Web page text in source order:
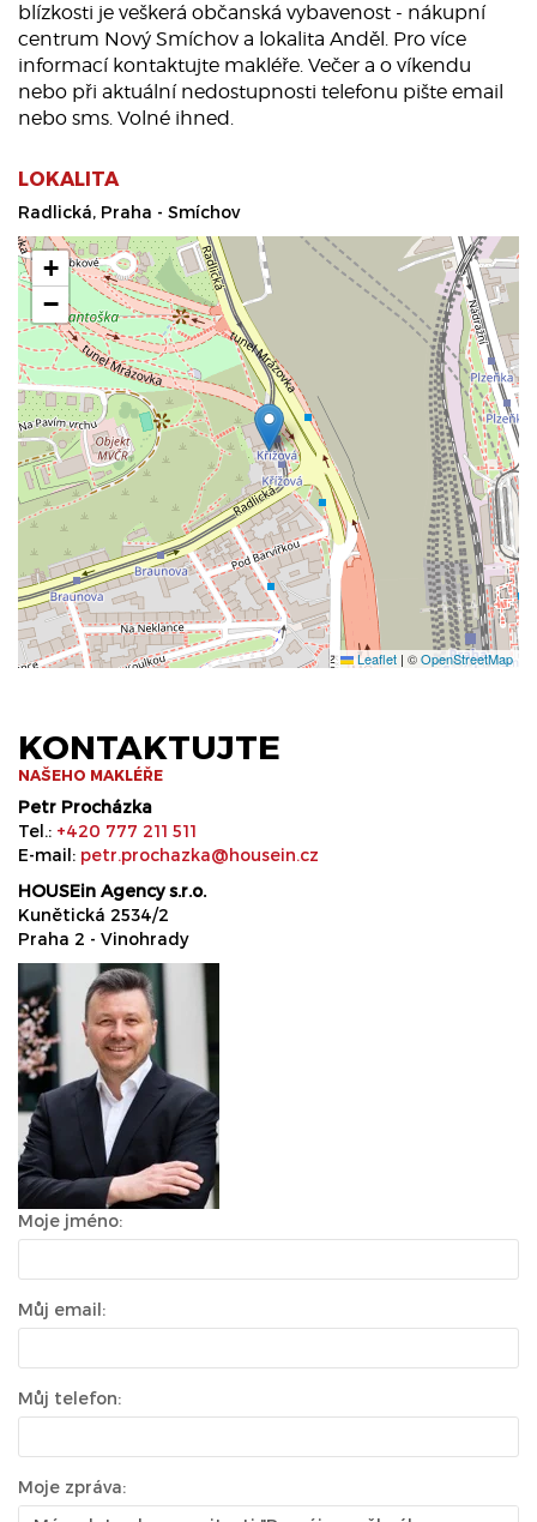
blízkosti je veškerá občanská vybavenost - nákupní
centrum Nový Smíchov a lokalita Anděl. Pro více
informací kontaktujte makléře. Večer a o víkendu
nebo při aktuální nedostupnosti telefonu pište email
nebo sms. Volné ihned.
LOKALITA
Radlická, Praha - Smíchov
+
−
Leaflet | ©OpenStreetMap
KONTAKTUJTE
NAŠEHO MAKLÉŘE
Petr Procházka
Tel.: +420 777 211 511
E-mail: petr.prochazka@housein.cz
HOUSEin Agency s.r.o.
Kunětická 2534/2
Praha 2 - Vinohrady
Moje jméno:
Můj email:
Můj telefon:
Moje zpráva: